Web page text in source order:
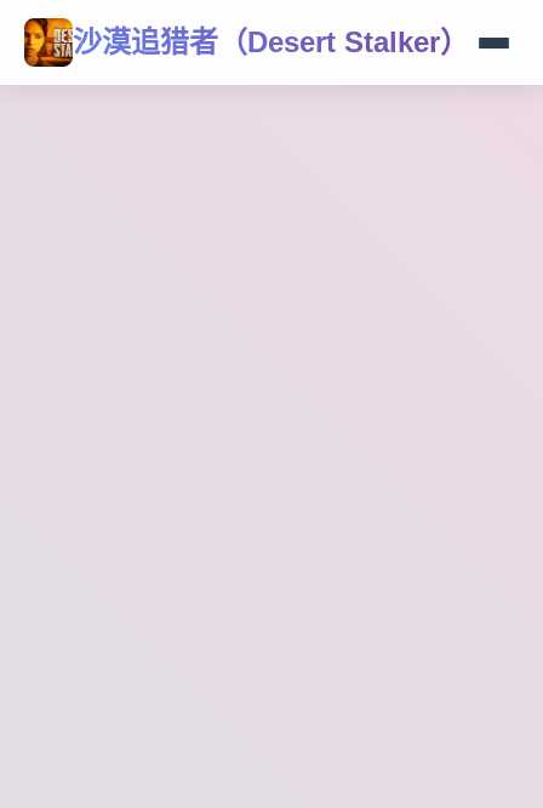
沙漠追猎者（Desert Stalker）